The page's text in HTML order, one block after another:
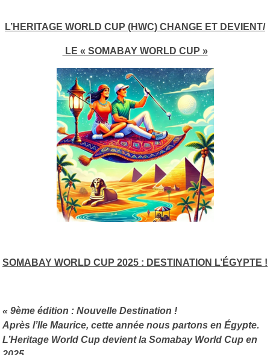
L’HERITAGE WORLD CUP (HWC) CHANGE ET DEVIENT/
LE « SOMABAY WORLD CUP »
SOMABAY WORLD CUP 2025 : DESTINATION L’ÉGYPTE !
« 9ème édition : Nouvelle Destination !
Après l’Ile Maurice, cette année nous partons en Égypte.
L’Heritage World Cup devient la Somabay World Cup en